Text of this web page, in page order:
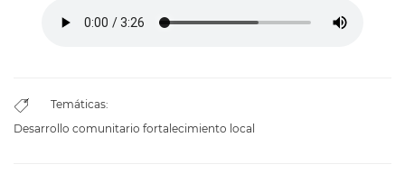
Temáticas:
Desarrollo comunitario fortalecimiento local